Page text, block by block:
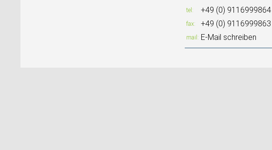
tel +49 (0) 9116999864
fax +49 (0) 9116999863
mail E-Mail schreiben